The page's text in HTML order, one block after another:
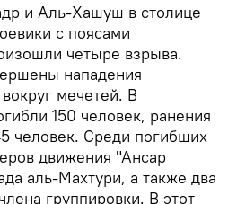
и Аль-Хашуш в столице
с поясами
четыре взрыва.
нападения
мечетей. В
150 человек, ранения
человек. Среди погибших
движения "Ансар
аль-Махтури, а также два
группировки. В этот